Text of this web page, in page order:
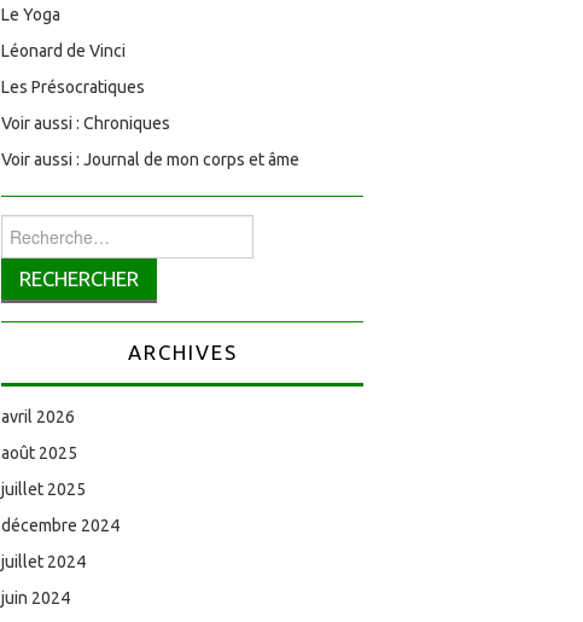
Le Yoga
Léonard de Vinci
Les Présocratiques
Voir aussi : Chroniques
Voir aussi : Journal de mon corps et âme
Rechercher :
ARCHIVES
avril 2026
août 2025
juillet 2025
décembre 2024
juillet 2024
juin 2024